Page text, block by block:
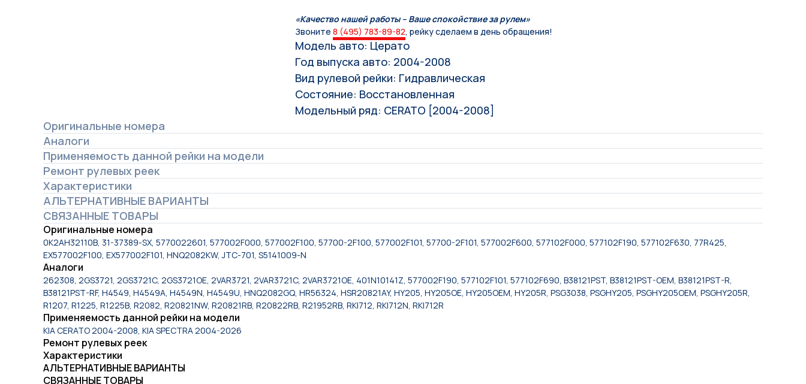
«Качество нашей работы – Ваше спокойствие за рулем»
Звоните 8 (495) 783-89-82, рейку сделаем в день обращения!
Модель авто: Церато
Год выпуска авто: 2004-2008
Вид рулевой рейки: Гидравлическая
Состояние: Восстановленная
Модельный ряд: CERATO [2004-2008]
Оригинальные номера
Аналоги
Применяемость данной рейки на модели
Ремонт рулевых реек
Характеристики
АЛЬТЕРНАТИВНЫЕ ВАРИАНТЫ
СВЯЗАННЫЕ ТОВАРЫ
Оригинальные номера
0K2AH32110B, 31-37389-SX, 5770022601, 577002F000, 577002F100, 57700-2F100, 577002F101, 57700-2F101, 577002F600, 577102F000, 577102F190, 577102F630, 77R425,
EX577002F100, EX577002F101, HNQ2082KW, JTC-701, S5141009-N
Аналоги
262308, 2GS3721, 2GS3721C, 2GS3721OE, 2VAR3721, 2VAR3721C, 2VAR3721OE, 401N10141Z, 577002F190, 577102F101, 577102F690, B38121PST, B38121PST-OEM, B38121PST-R,
B38121PST-RF, H4549, H4549A, H4549N, H4549U, HNQ2082GQ, HR56324, HSR20821AY, HY205, HY205OE, HY205OEM, HY205R, PSG3038, PSGHY205, PSGHY205OEM, PSGHY205R,
R1207, R1225, R1225B, R2082, R20821NW, R20821RB, R20822RB, R21952RB, RKI712, RKI712N, RKI712R
Применяемость данной рейки на модели
KIA CERATO 2004-2008, KIA SPECTRA 2004-2026
Ремонт рулевых реек
Характеристики
АЛЬТЕРНАТИВНЫЕ ВАРИАНТЫ
СВЯЗАННЫЕ ТОВАРЫ